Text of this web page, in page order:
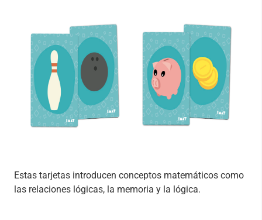
Estas tarjetas introducen conceptos matemáticos como
las relaciones lógicas, la memoria y la lógica.